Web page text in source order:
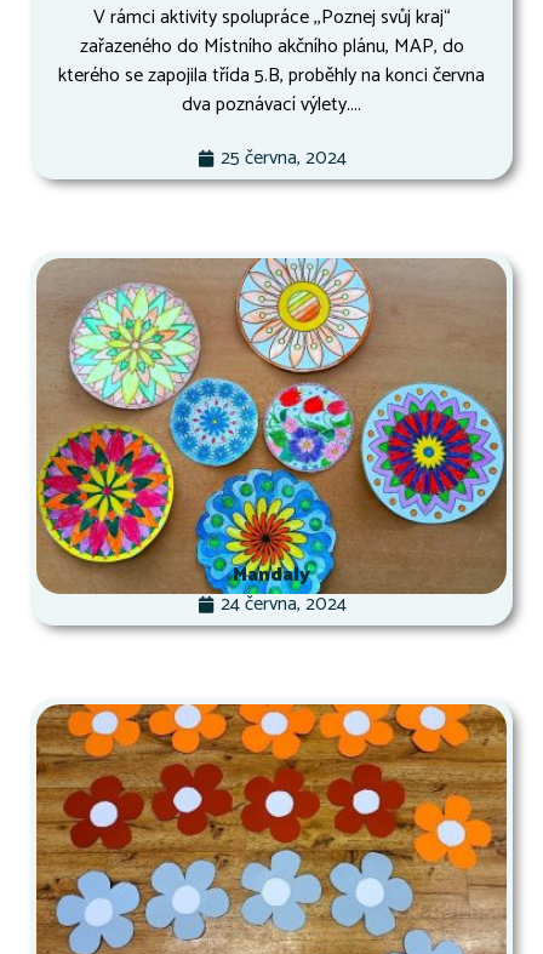
V rámci aktivity spolupráce ,,Poznej svůj kraj“
zařazeného do Místního akčního plánu, MAP, do
kterého se zapojila třída 5.B, proběhly na konci června
dva poznávací výlety....
25 června, 2024
Mandaly
24 června, 2024